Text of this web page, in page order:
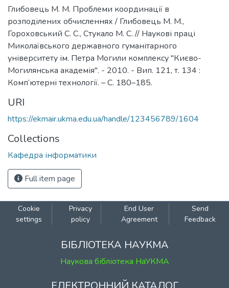
Глибовець М. М. Проблеми координації в
розподілених обчисленнях / Глибовець М. М.,
Гороховський С. С., Стукало М. С. // Наукові праці
Миколаївського державного гуманітарного
університету ім. Петра Могили комплексу "Києво-
Могилянська академія". - 2010. - Вип. 121, т. 134 :
Комп‘ютерні технології. – С. 180–185.
URI
https://ekmair.ukma.edu.ua/handle/123456789/1604
Collections
Кафедра інформатики
Full item page
Cookie
settings
Privacy
policy
End User
Agreement
Send
Feedback
БІБЛІОТЕКА НАУКМА
Наукова бібліотека НаУКМА